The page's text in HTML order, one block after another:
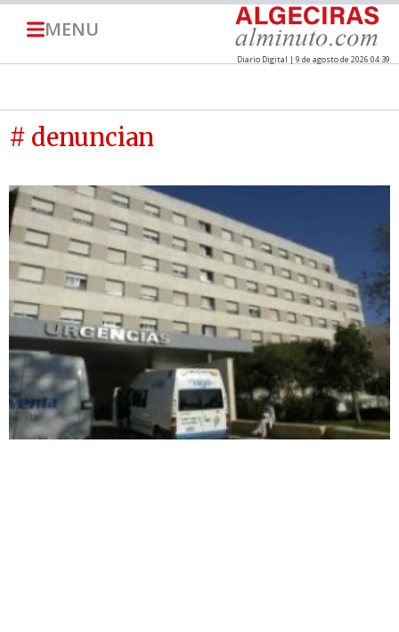
MENU
Diario Digital | 9 de agosto de 2026 04:39
# denuncian